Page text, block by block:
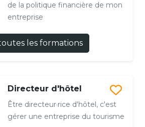
de la politique financière de mon
entreprise
les formations
Directeur d'hôtel
Être directeur·rice d'hôtel, c'est
gérer une entreprise du tourisme